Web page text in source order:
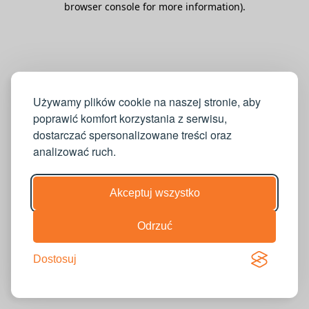
Używamy plików cookie na naszej stronie, aby
poprawić komfort korzystania z serwisu,
dostarczać spersonalizowane treści oraz
analizować ruch.
Akceptuj wszystko
Odrzuć
Dostosuj
browser console for more information).